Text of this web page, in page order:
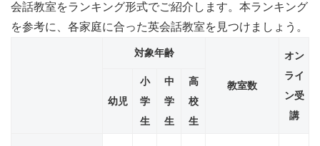
会話教室をランキング形式でご紹介します。本ランキング
を参考に、各家庭に合った英会話教室を見つけましょう。
対象年齢
教室数
オン
ライ
ン受
講
幼児
小
学
生
中
学
生
高
校
生